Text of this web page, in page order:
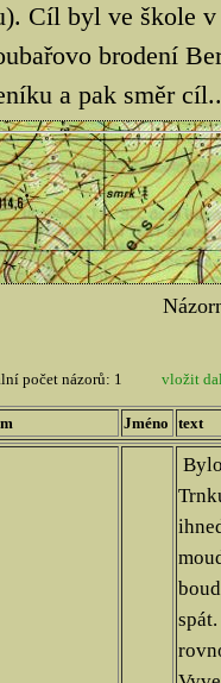
Cíl byl ve škole
brodení
a pak směr